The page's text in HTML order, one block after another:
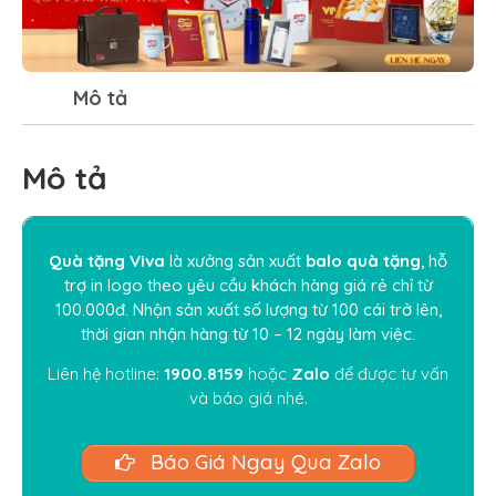
Mô tả
Mô tả
Quà tặng Viva là xưởng sản xuất balo quà tặng, hỗ
trợ in logo theo yêu cầu khách hàng giá rẻ chỉ từ
100.000đ. Nhận sản xuất số lượng từ 100 cái trở lên,
thời gian nhận hàng từ 10 – 12 ngày làm việc.
Liên hệ hotline: 1900.8159 hoặc Zalo để được tư vấn
và báo giá nhé.
Báo Giá Ngay Qua Zalo